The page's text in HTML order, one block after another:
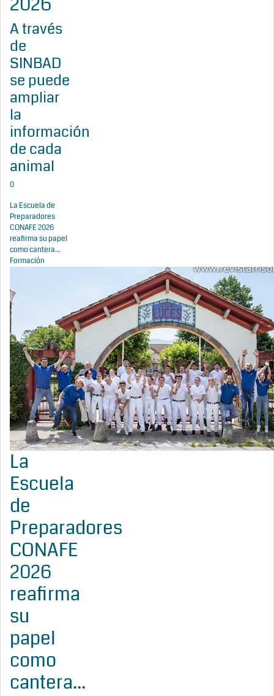
A través
de
SINBAD
se puede
ampliar
la
información
de cada
animal
0
La Escuela de
Preparadores
CONAFE 2026
reafirma su papel
como cantera...
Formación
La
Escuela
de
Preparadores
CONAFE
2026
reafirma
su
papel
como
cantera...